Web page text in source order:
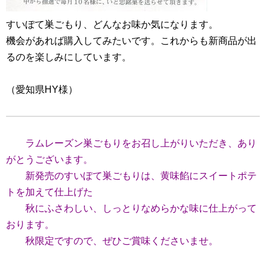
すいぽて巣ごもり、どんなお味か気になります。
機会があれば購入してみたいです。これからも新商品が出
るのを楽しみにしています。
（愛知県HY様）
ラムレーズン巣ごもりをお召し上がりいただき、あり
がとうございます。
新発売のすいぽて巣ごもりは、黄味餡にスイートポテ
トを加えて仕上げた
秋にふさわしい、しっとりなめらかな味に仕上がって
おります。
秋限定ですので、ぜひご賞味くださいませ。